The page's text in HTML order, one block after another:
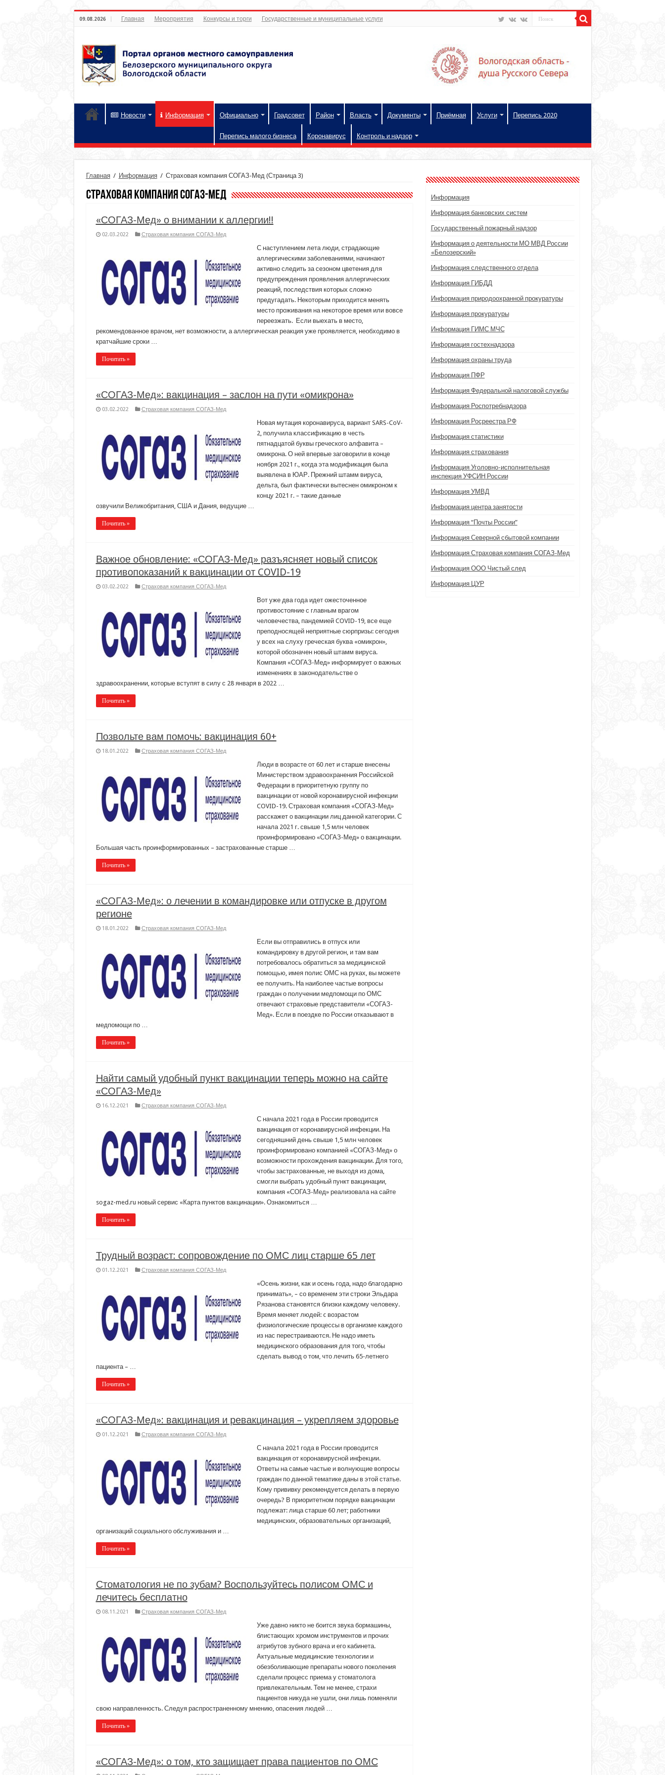
09.08.2026 Главная Мероприятия Конкурсы и торги Государственные и муниципальные услуги
Новости Информация Официально Градсовет Район Власть Документы Приёмная Услуги Перепись 2020
Перепись малого бизнеса Коронавирус Контроль и надзор
Главная / Информация / Страховая компания СОГАЗ-Мед (Страница 3)
Страховая компания СОГАЗ-Мед
«СОГАЗ-Мед» о внимании к аллергии!!
02.03.2022 Страховая компания СОГАЗ-Мед
С наступлением лета люди, страдающие
аллергическими заболеваниями, начинают
активно следить за сезоном цветения для
предупреждения проявления аллергических
реакций, последствия которых сложно
предугадать. Некоторым приходится менять
место проживания на некоторое время или вовсе
переезжать. Если выехать в место,
рекомендованное врачом, нет возможности, а аллергическая реакция уже проявляется, необходимо в
кратчайшие сроки …
Почитать »
«СОГАЗ-Мед»: вакцинация – заслон на пути «омикрона»
03.02.2022 Страховая компания СОГАЗ-Мед
Новая мутация коронавируса, вариант SARS-CoV-
2, получила классификацию в честь
пятнадцатой буквы греческого алфавита –
омикрона. О ней впервые заговорили в конце
ноября 2021 г., когда эта модификация была
выявлена в ЮАР. Прежний штамм вируса,
дельта, был фактически вытеснен омикроном к
концу 2021 г. – такие данные
озвучили Великобритания, США и Дания, ведущие …
Почитать »
Важное обновление: «СОГАЗ-Мед» разъясняет новый список
противопоказаний к вакцинации от COVID-19
03.02.2022 Страховая компания СОГАЗ-Мед
Вот уже два года идет ожесточенное
противостояние с главным врагом
человечества, пандемией COVID-19, все еще
преподносящей неприятные сюрпризы: сегодня
у всех на слуху греческая буква «омикрон»,
которой обозначен новый штамм вируса.
Компания «СОГАЗ-Мед» информирует о важных
изменениях в законодательстве о
здравоохранении, которые вступят в силу с 28 января в 2022 …
Почитать »
Позвольте вам помочь: вакцинация 60+
18.01.2022 Страховая компания СОГАЗ-Мед
Люди в возрасте от 60 лет и старше внесены
Министерством здравоохранения Российской
Федерации в приоритетную группу по
вакцинации от новой коронавирусной инфекции
COVID-19. Страховая компания «СОГАЗ-Мед»
расскажет о вакцинации лиц данной категории. С
начала 2021 г. свыше 1,5 млн человек
проинформировано «СОГАЗ-Мед» о вакцинации.
Большая часть проинформированных – застрахованные старше …
Почитать »
«СОГАЗ-Мед»: о лечении в командировке или отпуске в другом
регионе
18.01.2022 Страховая компания СОГАЗ-Мед
Если вы отправились в отпуск или
командировку в другой регион, и там вам
потребовалось обратиться за медицинской
помощью, имея полис ОМС на руках, вы можете
ее получить. На наиболее частые вопросы
граждан о получении медпомощи по ОМС
отвечают страховые представители «СОГАЗ-
Мед». Если в поездке по России отказывают в
медпомощи по …
Почитать »
Найти самый удобный пункт вакцинации теперь можно на сайте
«СОГАЗ-Мед»
16.12.2021 Страховая компания СОГАЗ-Мед
С начала 2021 года в России проводится
вакцинация от коронавирусной инфекции. На
сегодняшний день свыше 1,5 млн человек
проинформировано компанией «СОГАЗ-Мед» о
возможности прохождения вакцинации. Для того,
чтобы застрахованные, не выходя из дома,
смогли выбрать удобный пункт вакцинации,
компания «СОГАЗ-Мед» реализовала на сайте
sogaz-med.ru новый сервис «Карта пунктов вакцинации». Ознакомиться …
Почитать »
Трудный возраст: сопровождение по ОМС лиц старше 65 лет
01.12.2021 Страховая компания СОГАЗ-Мед
«Осень жизни, как и осень года, надо благодарно
принимать», – со временем эти строки Эльдара
Рязанова становятся близки каждому человеку.
Время меняет людей: c возрастом
физиологические процессы в организме каждого
из нас перестраиваются. Не надо иметь
медицинского образования для того, чтобы
сделать вывод о том, что лечить 65-летнего
пациента – …
Почитать »
«СОГАЗ-Мед»: вакцинация и ревакцинация – укрепляем здоровье
01.12.2021 Страховая компания СОГАЗ-Мед
С начала 2021 года в России проводится
вакцинация от коронавирусной инфекции.
Ответы на самые частые и волнующие вопросы
граждан по данной тематике даны в этой статье.
Кому прививку рекомендуется делать в первую
очередь? В приоритетном порядке вакцинации
подлежат: лица старше 60 лет; работники
медицинских, образовательных организаций,
организаций социального обслуживания и …
Почитать »
Стоматология не по зубам? Воспользуйтесь полисом ОМС и
лечитесь бесплатно
08.11.2021 Страховая компания СОГАЗ-Мед
Уже давно никто не боится звука бормашины,
блистающих хромом инструментов и прочих
атрибутов зубного врача и его кабинета.
Актуальные медицинские технологии и
обезболивающие препараты нового поколения
сделали процесс приема у стоматолога
привлекательным. Тем не менее, страхи
пациентов никуда не ушли, они лишь поменяли
свою направленность. Следуя распространенному мнению, опасения людей …
Почитать »
«СОГАЗ-Мед»: о том, кто защищает права пациентов по ОМС
Информация
Информация банковских систем
Государственный пожарный надзор
Информация о деятельности МО МВД России
«Белозерский»
Информация следственного отдела
Информация ГИБДД
Информация природоохранной прокуратуры
Информация прокуратуры
Информация ГИМС МЧС
Информация гостехнадзора
Информация охраны труда
Информация ПФР
Информация Федеральной налоговой службы
Информация Роспотребнадзора
Информация Росреестра РФ
Информация статистики
Информация страхования
Информация Уголовно-исполнительная
инспекция УФСИН России
Информация УМВД
Информация центра занятости
Информация “Почты России”
Информация Северной сбытовой компании
Информация Страховая компания СОГАЗ-Мед
Информация ООО Чистый след
Информация ЦУР